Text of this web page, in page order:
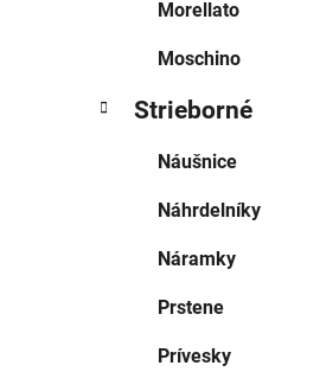
Morellato
Moschino
Strieborné
Náušnice
Náhrdelníky
Náramky
Prstene
Prívesky